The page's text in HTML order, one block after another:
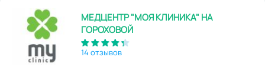
МЕДЦЕНТР "МОЯ КЛИНИКА" НА
ГОРОХОВОЙ
14 отзывов